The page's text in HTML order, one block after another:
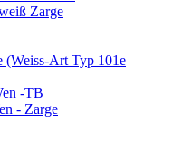
Zarge
(Weiss-Art Typ 101e
-TB
- Zarge